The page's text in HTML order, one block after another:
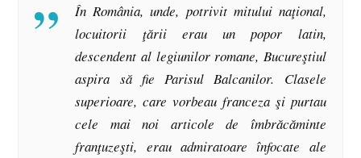
În România, unde, potrivit mitului naţional,
locuitorii ţării erau un popor latin,
descendent al legiunilor romane, Bucureştiul
aspira să fie Parisul Balcanilor. Clasele
superioare, care vorbeau franceza şi purtau
cele mai noi articole de îmbrăcăminte
franţuzeşti, erau admiratoare înfocate ale